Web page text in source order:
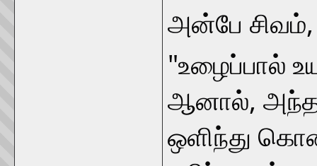
அன்பே
"உழைப்பால்
ஆனால், அந்த
ஒளிந்து